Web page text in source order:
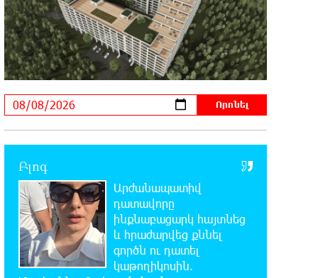
21:07:27 7-08-2026
ԱՄՆ վերաքննիչ դատարանը
արգելափակել է Թրամփի 400
միլիոն դոլար արժողությամբ Սպիտակ տան
21:03:44 7-08-2026
Կաթողիկոսի նկատմամբ
բռնադատավարությունը միահեծան
իշխանության հետևանք է. Հանրային Դաշինք
20:59:50 7-08-2026
Մեր երկրում իշխանության և
ընդդիմության անվերջանալի
պայքարում տուժում է միայն ու միայն ՀՀ
Բլոգ
Արժանապատիվ
դատավորը
ինքնաբացարկ հայտնեց
և հրաժարվեց քննել
գործն ու դատել
կաթողիկոսին.